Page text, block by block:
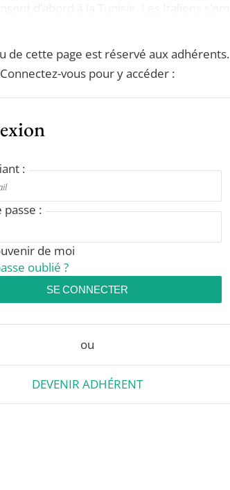
de cette page est réservé aux adhérents.
Connectez-vous pour y accéder :
:
passe :
de moi
oublié ?
SE CONNECTER
ou
DEVENIR ADHÉRENT